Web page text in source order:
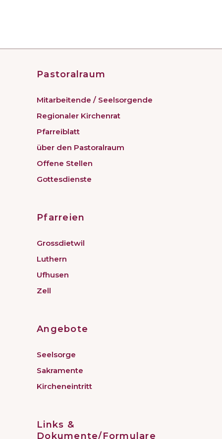
Pastoralraum
Mitarbeitende / Seelsorgende
Regionaler Kirchenrat
Pfarreiblatt
über den Pastoralraum
Offene Stellen
Gottesdienste
Pfarreien
Grossdietwil
Luthern
Ufhusen
Zell
Angebote
Seelsorge
Sakramente
Kircheneintritt
Links &
Dokumente/Formulare